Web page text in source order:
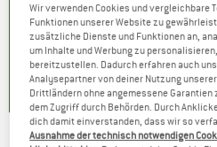
Preis
)
Preis
9,95 € reduzierter
ab4,28 €
5,0(2)
Wir verwenden Cookies und vergleichbare
Funktionen unserer Website zu
zusätzliche Dienste und Funktionen an,
um Inhalte und Werbung zu
bereitzustellen. Dadurch erfahren auch
Analysepartner von deiner Nutzung
Drittländern ohne angemessene
dem Zugriff durch Behörden. Durch
dich damit einverstanden, dass wir so
Ausnahme der technisch notwendigen